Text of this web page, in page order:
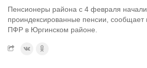
Пенсионеры района с 4 февраля начали
проиндексированные пенсии, сообщает
ПФР в Юргинском районе.